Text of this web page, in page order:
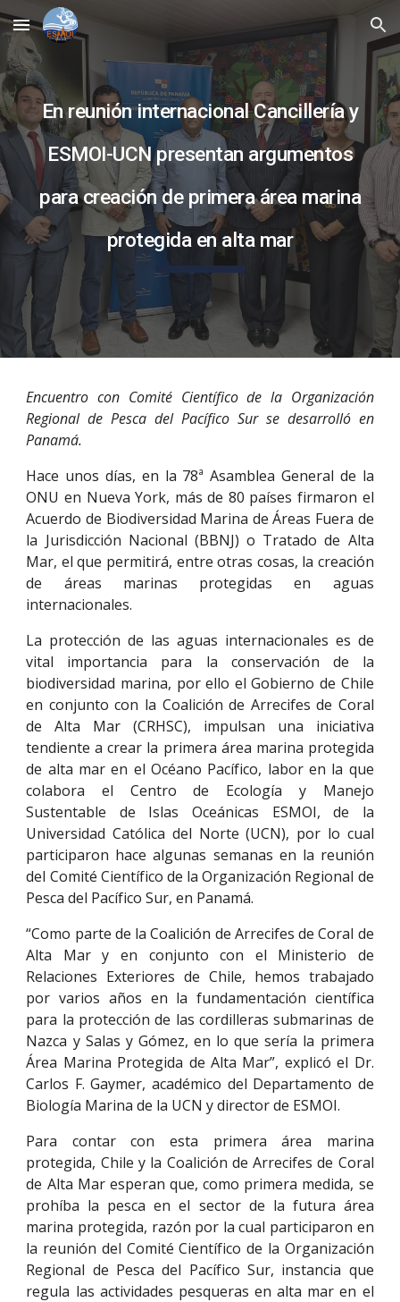
Skip to main content Skip to navigation
En reunión internacional Cancillería y
ESMOI-UCN presentan argumentos
para creación de primera área marina
protegida en alta mar
Encuentro con Comité Científico de la Organización
Regional de Pesca del Pacífico Sur se desarrolló en
Panamá.
Hace unos días, en la 78ª Asamblea General de la
ONU en Nueva York, más de 80 países firmaron el
Acuerdo de Biodiversidad Marina de Áreas Fuera de
la Jurisdicción Nacional (BBNJ) o Tratado de Alta
Mar, el que permitirá, entre otras cosas, la creación
de áreas marinas protegidas en aguas
internacionales.
La protección de las aguas internacionales es de
vital importancia para la conservación de la
biodiversidad marina, por ello el Gobierno de Chile
en conjunto con la Coalición de Arrecifes de Coral
de Alta Mar (CRHSC), impulsan una iniciativa
tendiente a crear la primera área marina protegida
de alta mar en el Océano Pacífico, labor en la que
colabora el Centro de Ecología y Manejo
Sustentable de Islas Oceánicas ESMOI, de la
Universidad Católica del Norte (UCN), por lo cual
participaron hace algunas semanas en la reunión
del Comité Científico de la Organización Regional de
Pesca del Pacífico Sur, en Panamá.
“Como parte de la Coalición de Arrecifes de Coral de
Alta Mar y en conjunto con el Ministerio de
Relaciones Exteriores de Chile, hemos trabajado
por varios años en la fundamentación científica
para la protección de las cordilleras submarinas de
Nazca y Salas y Gómez, en lo que sería la primera
Área Marina Protegida de Alta Mar”, explicó el Dr.
Carlos F. Gaymer, académico del Departamento de
Biología Marina de la UCN y director de ESMOI.
Para contar con esta primera área marina
protegida, Chile y la Coalición de Arrecifes de Coral
de Alta Mar esperan que, como primera medida, se
prohíba la pesca en el sector de la futura área
marina protegida, razón por la cual participaron en
la reunión del Comité Científico de la Organización
Regional de Pesca del Pacífico Sur, instancia que
regula las actividades pesqueras en alta mar en el